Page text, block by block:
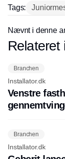
Tags:
Nævnt i denne
Relateret
Branchen
Installator.dk
Venstre
Branchen
Installator.dk